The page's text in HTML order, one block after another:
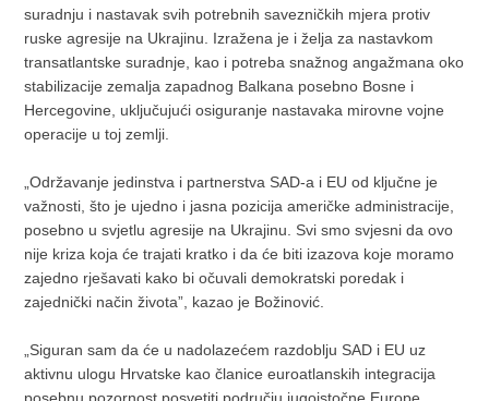
suradnju i nastavak svih potrebnih savezničkih mjera protiv
ruske agresije na Ukrajinu. Izražena je i želja za nastavkom
transatlantske suradnje, kao i potreba snažnog angažmana oko
stabilizacije zemalja zapadnog Balkana posebno Bosne i
Hercegovine, uključujući osiguranje nastavaka mirovne vojne
operacije u toj zemlji.
„Održavanje jedinstva i partnerstva SAD-a i EU od ključne je
važnosti, što je ujedno i jasna pozicija američke administracije,
posebno u svjetlu agresije na Ukrajinu. Svi smo svjesni da ovo
nije kriza koja će trajati kratko i da će biti izazova koje moramo
zajedno rješavati kako bi očuvali demokratski poredak i
zajednički način života”, kazao je Božinović.
„Siguran sam da će u nadolazećem razdoblju SAD i EU uz
aktivnu ulogu Hrvatske kao članice euroatlanskih integracija